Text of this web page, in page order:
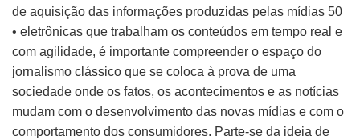
de aquisição das informações produzidas pelas mídias 50
• eletrônicas que trabalham os conteúdos em tempo real e
com agilidade, é importante compreender o espaço do
jornalismo clássico que se coloca à prova de uma
sociedade onde os fatos, os acontecimentos e as notícias
mudam com o desenvolvimento das novas mídias e com o
comportamento dos consumidores. Parte-se da ideia de